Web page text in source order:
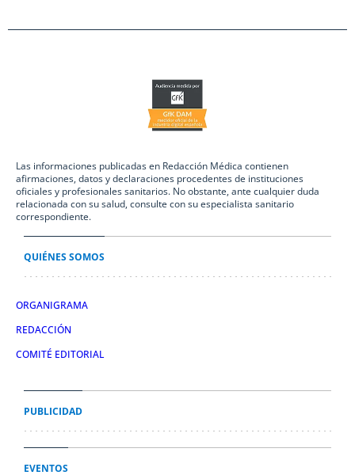
Las informaciones publicadas en Redacción Médica contienen
afirmaciones, datos y declaraciones procedentes de instituciones
oficiales y profesionales sanitarios. No obstante, ante cualquier duda
relacionada con su salud, consulte con su especialista sanitario
correspondiente.
QUIÉNES SOMOS
ORGANIGRAMA
REDACCIÓN
COMITÉ EDITORIAL
PUBLICIDAD
EVENTOS